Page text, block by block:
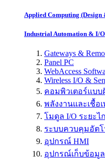
Applied Computing
Industrial Automation & I/O
Gateways &
Panel PC
WebAccess
Wireless I/O &
คอมพิวเตอร์แบบ
พลังงานและเชื้อเ
โมดูล I/O ระยะไ
ระบบควบคุมอัต
อุปกรณ์ HMI
อุปกรณ์เก็บข้อมู